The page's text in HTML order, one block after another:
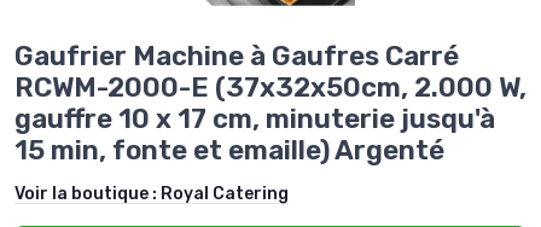
Gaufrier Machine à Gaufres Carré
RCWM-2000-E (37x32x50cm, 2.000 W,
gauffre 10 x 17 cm, minuterie jusqu'à
15 min, fonte et emaille) Argenté
Voir la boutique : Royal Catering